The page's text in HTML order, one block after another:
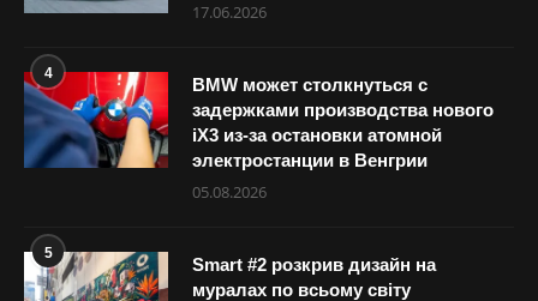
17.06.2026
4
BMW может столкнуться с
задержками производства нового
iX3 из-за остановки атомной
электростанции в Венгрии
05.08.2026
5
Smart #2 розкрив дизайн на
муралах по всьому світу